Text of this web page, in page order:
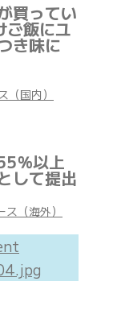
買ってい
ご飯にユ
き味に
（国内）
％以上
して提出
ス（海外）